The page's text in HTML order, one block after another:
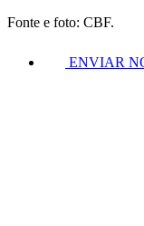
Fonte e foto: CBF.
ENVIAR